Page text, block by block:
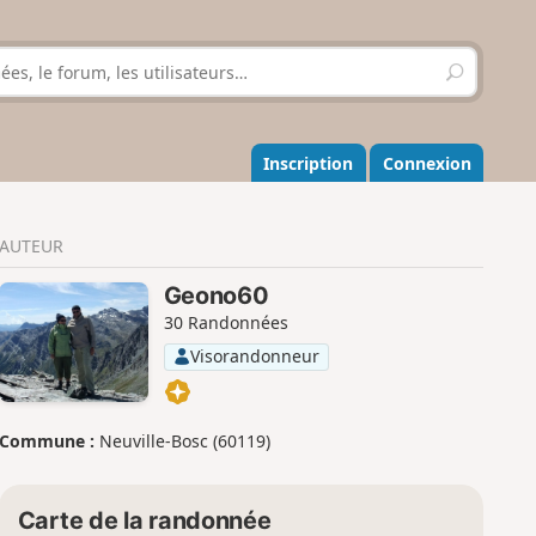
R
e
h
e
r
r
Inscription Connexion
AUTEUR
Geono60
30 Randonnées
Visorandonneur
Commune : Neuville-Bosc (60119)
Carte de la randonnée